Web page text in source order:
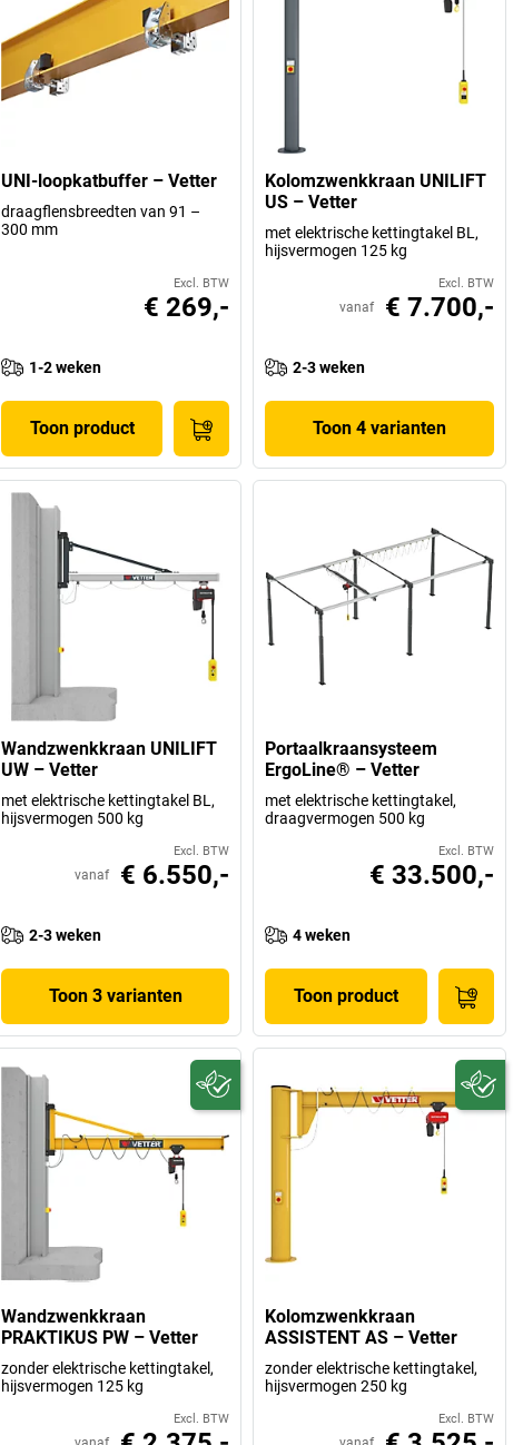
UNI-loopkatbuffer – Vetter
draagflensbreedten van 91 –
300 mm
Excl. BTW
€ 269,-
1-2 weken
Toon product
Kolomzwenkkraan UNILIFT
US – Vetter
met elektrische kettingtakel BL,
hijsvermogen 125 kg
Excl. BTW
vanaf € 7.700,-
2-3 weken
Toon 4 varianten
Wandzwenkkraan UNILIFT
UW – Vetter
met elektrische kettingtakel BL,
hijsvermogen 500 kg
Excl. BTW
vanaf € 6.550,-
2-3 weken
Toon 3 varianten
Portaalkraansysteem
ErgoLine® – Vetter
met elektrische kettingtakel,
draagvermogen 500 kg
Excl. BTW
€ 33.500,-
4 weken
Toon product
Wandzwenkkraan
PRAKTIKUS PW – Vetter
zonder elektrische kettingtakel,
hijsvermogen 125 kg
Excl. BTW
Kolomzwenkkraan
ASSISTENT AS – Vetter
zonder elektrische kettingtakel,
hijsvermogen 250 kg
Excl. BTW